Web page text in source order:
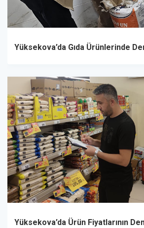
Yüksekova’da Gıda Ürünlerinde
Yüksekova’da Ürün Fiyatlarının